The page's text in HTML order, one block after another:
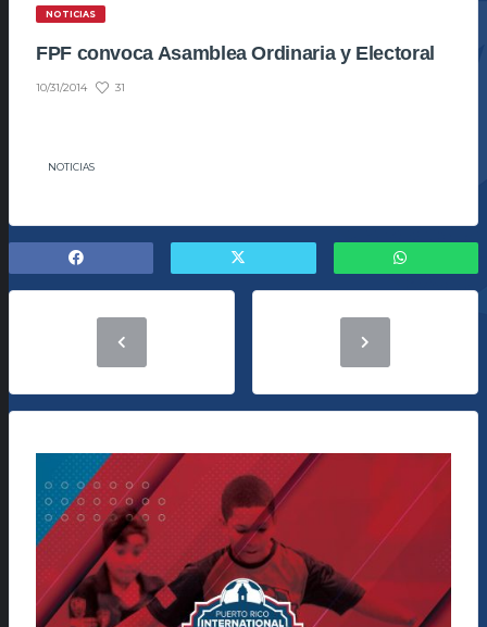
NOTICIAS
FPF convoca Asamblea Ordinaria y Electoral
10/31/2014 31
NOTICIAS